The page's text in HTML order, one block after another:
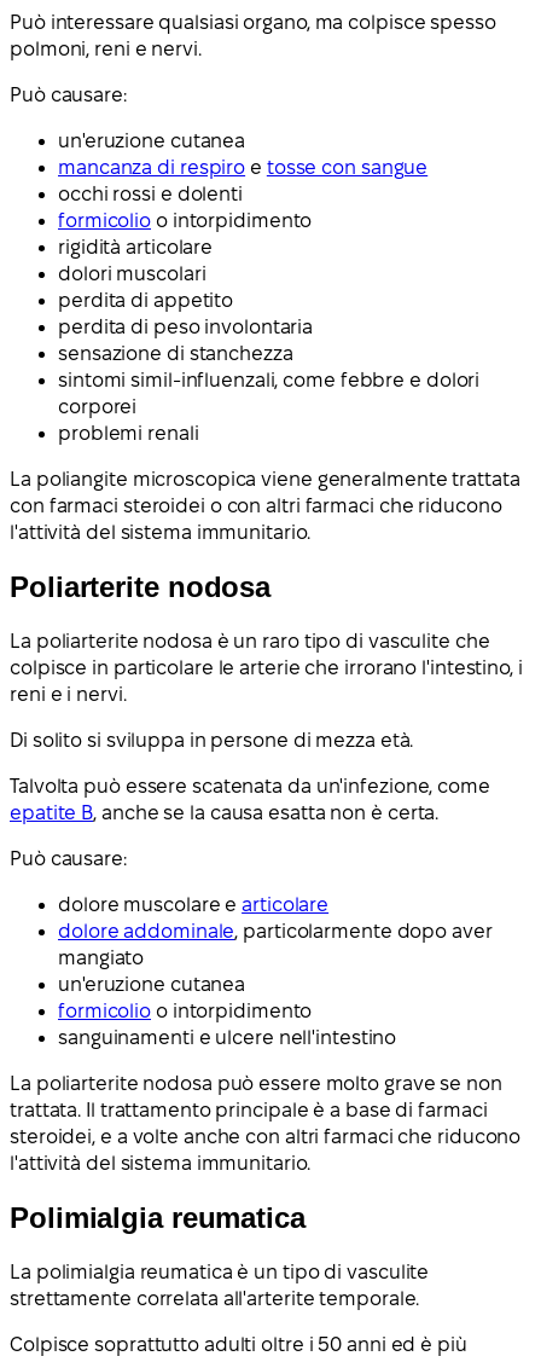
Può interessare qualsiasi organo, ma colpisce spesso
polmoni, reni e nervi.
Può causare:
un'eruzione cutanea
mancanza di respiro e tosse con sangue
occhi rossi e dolenti
formicolio o intorpidimento
rigidità articolare
dolori muscolari
perdita di appetito
perdita di peso involontaria
sensazione di stanchezza
sintomi simil-influenzali, come febbre e dolori
corporei
problemi renali
La poliangite microscopica viene generalmente trattata
con farmaci steroidei o con altri farmaci che riducono
l'attività del sistema immunitario.
Poliarterite nodosa
La poliarterite nodosa è un raro tipo di vasculite che
colpisce in particolare le arterie che irrorano l'intestino, i
reni e i nervi.
Di solito si sviluppa in persone di mezza età.
Talvolta può essere scatenata da un'infezione, come
epatite B, anche se la causa esatta non è certa.
Può causare:
dolore muscolare earticolare
dolore addominale, particolarmente dopo aver
mangiato
un'eruzione cutanea
formicolio o intorpidimento
sanguinamenti e ulcere nell'intestino
La poliarterite nodosa può essere molto grave se non
trattata. Il trattamento principale è a base di farmaci
steroidei, e a volte anche con altri farmaci che riducono
l'attività del sistema immunitario.
Polimialgia reumatica
La polimialgia reumatica è un tipo di vasculite
strettamente correlata all'arterite temporale.
Colpisce soprattutto adulti oltre i 50 anni ed è più